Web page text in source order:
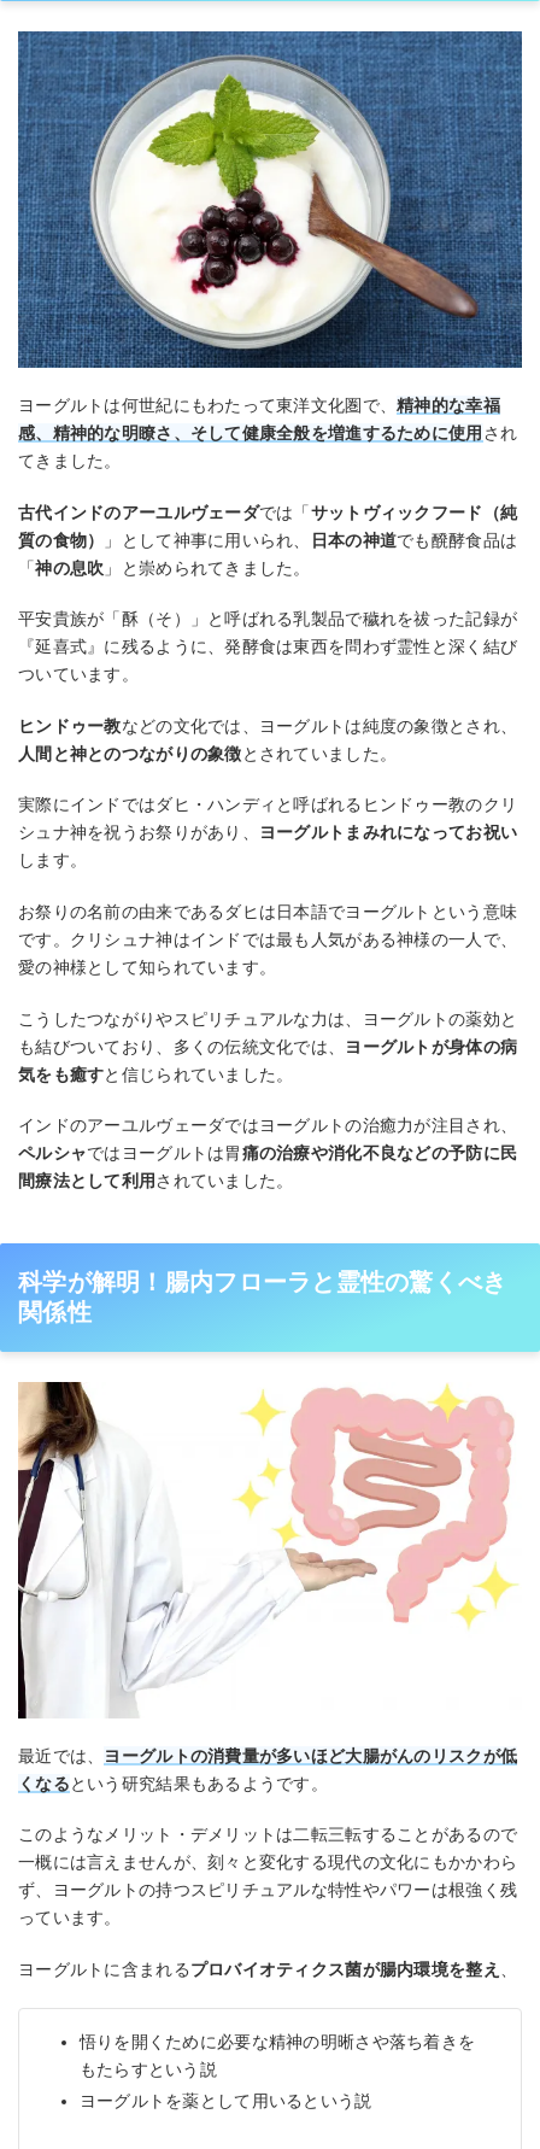
ヨーグルトは何世紀にもわたって東洋文化圏で、精神的な幸福
感、精神的な明瞭さ、そして健康全般を増進するために使用 され
てきました。
古代インドのアーユルヴェーダでは「サットヴィックフード（純
質の食物）
」として神事に用いられ、 日本の神道でも醗酵食品は
「神の息吹 」と崇められてきました。
平安貴族が「酥（そ）」と呼ばれる乳製品で穢れを祓った記録が
『延喜式』に残るように、発酵食は東西を問わず霊性と深く結び
ついています。
ヒンドゥー教などの文化では、ヨーグルトは純度の象徴とされ、
人間と神とのつながりの象徴とされていました。
実際にインドではダヒ・ハンディと呼ばれるヒンドゥー教のクリ
シュナ神を祝うお祭りがあり、
ヨーグルトまみれになってお祝い
します。
お祭りの名前の由来であるダヒは日本語でヨーグルトという意味
です。クリシュナ神はインドでは最も人気がある神様の一人で、
愛の神様として知られています。
こうしたつながりやスピリチュアルな力は、ヨーグルトの薬効と
も結びついており、多くの伝統文化では、
ヨーグルトが身体の病
気をも癒すと信じられていました。
インドのアーユルヴェーダではヨーグルトの治癒力が注目され、
ペルシャではヨーグルトは胃痛の治療や消化不良などの予防に民
間療法として利用されていました。
科学が解明！腸内フローラと霊性の驚くべき
関係性
最近では、 ヨーグルトの消費量が多いほど大腸がんのリスクが低
くなるという研究結果もあるようです。
このようなメリット・デメリットは二転三転することがあるので
一概には言えませんが、刻々と変化する現代の文化にもかかわら
ず、ヨーグルトの持つスピリチュアルな特性やパワーは根強く残
っています。
ヨーグルトに含まれるプロバイオティクス菌が腸内環境を整え
悟りを開くために必要な精神の明晰さや落ち着きを
もたらすという説
ヨーグルトを薬として用いるという説